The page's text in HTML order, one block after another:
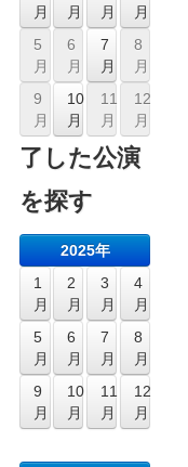
月
月
月
月
5
月
6
月
7
月
8
月
9
月
10
月
11
月
12
月
了した公演
を探す
2025年
1
月
2
月
3
月
4
月
5
月
6
月
7
月
8
月
9
月
10
月
11
月
12
月